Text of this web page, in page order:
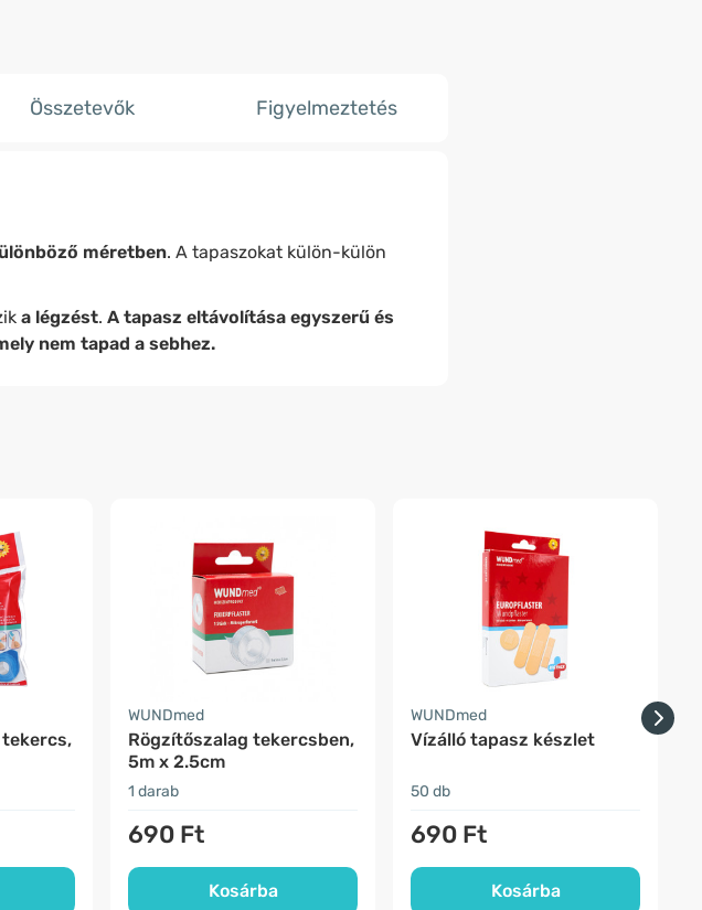
Összetevők Figyelmeztetés
méretben. A tapaszokat külön-külön
a légzést. A tapasz eltávolítása egyszerű és
nem tapad a sebhez.
WUNDmed
Rögzítőszalag tekercsben,
5m x 2.5cm
1 darab
690 Ft
Kosárba
WUNDmed
Vízálló tapasz készlet
50 db
690 Ft
Kosárba